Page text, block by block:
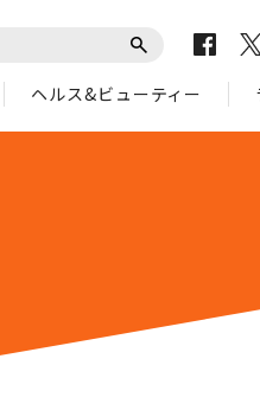
ヘルス&ビューティー